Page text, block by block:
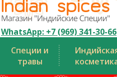
WhatsApp: +7 (969) 341-30-66
Специи и
травы